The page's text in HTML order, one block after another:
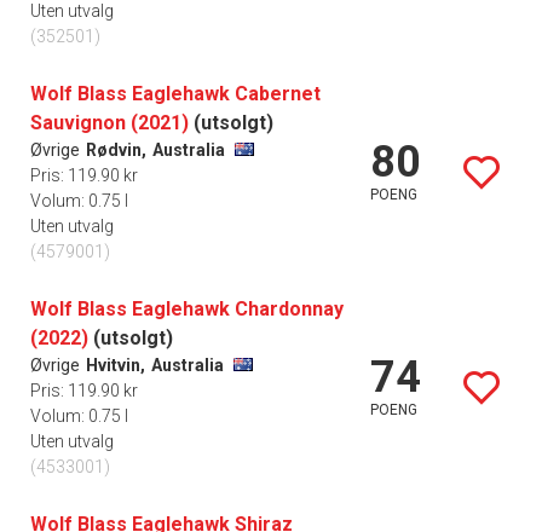
Uten utvalg
(352501)
Wolf Blass Eaglehawk Cabernet
Sauvignon (2021) (utsolgt)
Øvrige Rødvin, Australia
Pris: 119.90 kr
Volum: 0.75 l
Uten utvalg
(4579001)
80
POENG
Wolf Blass Eaglehawk Chardonnay
(2022) (utsolgt)
Øvrige Hvitvin, Australia
Pris: 119.90 kr
Volum: 0.75 l
Uten utvalg
(4533001)
74
POENG
Wolf Blass Eaglehawk Shiraz